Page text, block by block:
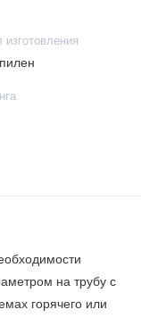
изготовления
на трубу с
горячего или